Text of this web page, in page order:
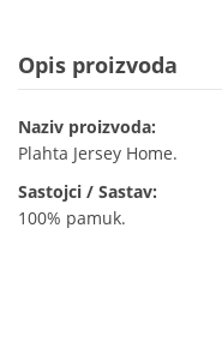
Opis proizvoda
Naziv proizvoda:
Plahta Jersey Home.
Sastojci / Sastav:
100% pamuk.